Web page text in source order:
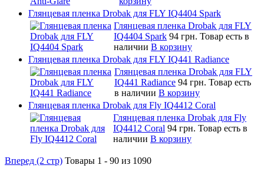
Глянцевая пленка Drobak для FLY IQ4404 Spark
Глянцевая пленка Drobak для FLY
IQ4404 Spark 94 грн. Товар есть в
наличии В корзину
Глянцевая пленка Drobak для FLY IQ441 Radiance
Глянцевая пленка Drobak для FLY
IQ441 Radiance 94 грн. Товар есть
в наличии В корзину
Глянцевая пленка Drobak для Fly IQ4412 Coral
Глянцевая пленка Drobak для Fly
IQ4412 Coral 94 грн. Товар есть в
наличии В корзину
Вперед (2 стр) Товары 1 - 90 из 1090